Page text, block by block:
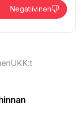
Negatiivinen
UKK:t